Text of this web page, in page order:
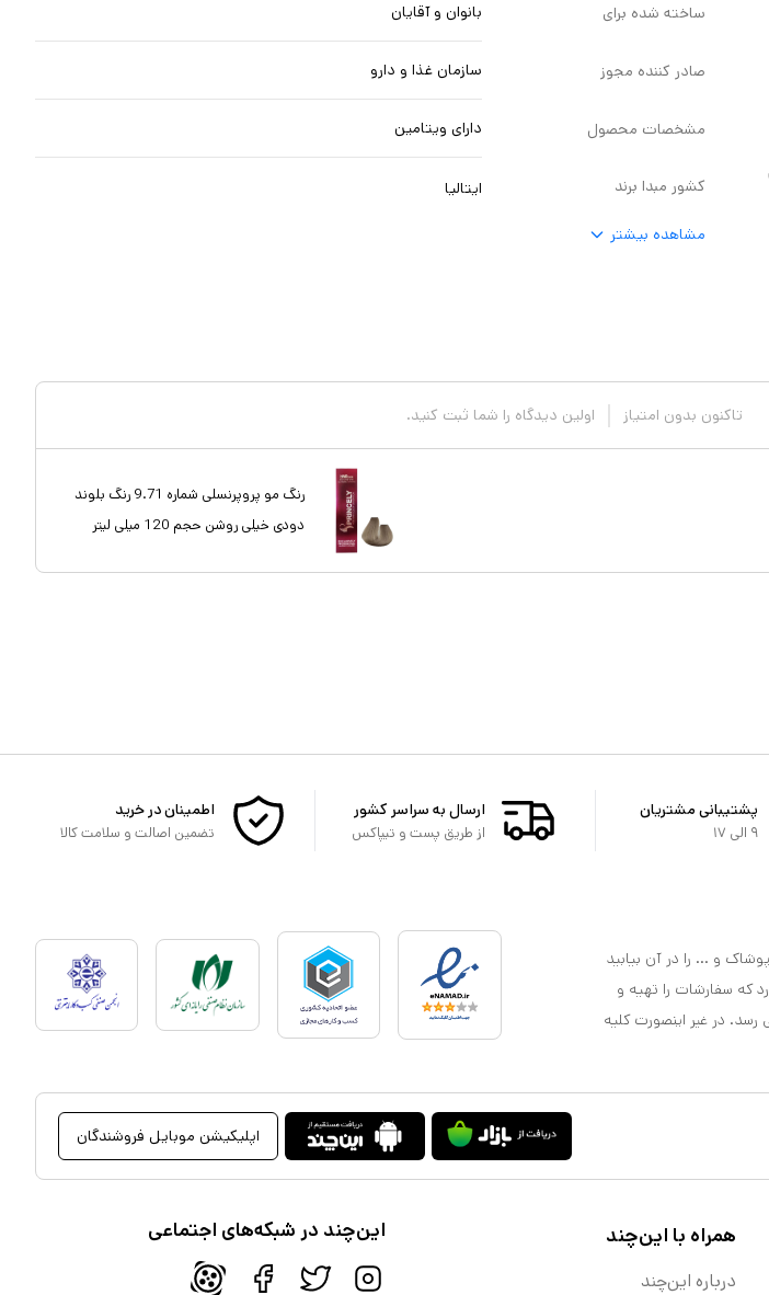
ساخته شده برای بانوان و آقایان
صادر کننده مجوز سازمان غذا و دارو
مشخصات محصول دارای ویتامین
کشور مبدا برند ایتالیا
مشاهده بیشتر
تاکنون بدون امتیاز اولین دیدگاه را شما ثبت کنید.
رنگ مو پروپرنسلی شماره 9.71 رنگ بلوند
دودی خیلی روشن حجم 120 میلی لیتر
پشتیبانی مشتریان
۹ الی ۱۷
ارسال به سراسر کشور
از طریق پست و تیپاکس
اطمینان در خرید
تضمین اصالت و سلامت کالا
و ... را در آن بیابید
که سفارشات را تهیه و
رسد. در غیر اینصورت کلیه
اپلیکیشن موبایل فروشندگان
همراه با این‌چند
درباره این‌چند
این‌چند در شبکه‌های اجتماعی